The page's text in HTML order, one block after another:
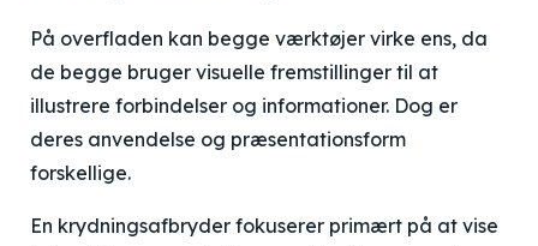
På overfladen kan begge værktøjer virke ens, da
de begge bruger visuelle fremstillinger til at
illustrere forbindelser og informationer. Dog er
deres anvendelse og præsentationsform
forskellige.
En krydningsafbryder fokuserer primært på at vise